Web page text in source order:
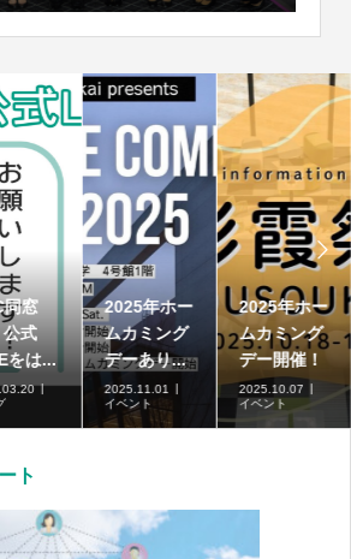
同窓
式
をは...
2025年ホー
ムカミング
デーあり...
2025.11.01
イベント
2025年ホー
ムカミング
デー開催！
2025.10.07
イベント

ト